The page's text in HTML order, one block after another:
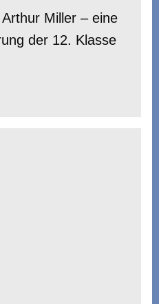
Arthur Miller – eine
der 12. Klasse